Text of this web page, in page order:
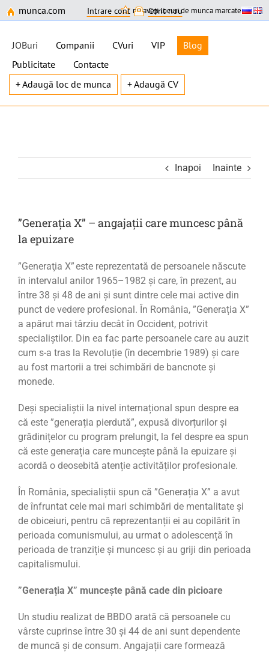
munca.com Intrare cont Cont nou
nu aveți locuri de munca marcate
JOBuri Companii CVuri VIP
Blog
Publicitate
Contacte
+ Adaugă loc de munca
+ Adaugă CV
content
Inapoi Inainte
”Generația X” – angajații care muncesc până
la epuizare
”Generaţia X”este reprezentată de persoanele născute
în intervalul anilor 1965–1982 și care, în prezent, au
între 38 și 48 de ani și sunt dintre cele mai active din
punct de vedere profesional. În România, ”Generația X”
a apărut mai târziu decât în Occident, potrivit
specialiștilor. Din ea fac parte persoanele care au auzit
cum s-a tras la Revoluție (în decembrie 1989) și care
au fost martorii a trei schimbări de bancnote și
monede.
Deși specialiștii la nivel internațional spun despre ea
că este ”generația pierdută”, expusă divorțurilor și
grădinițelor cu program prelungit, la fel despre ea spun
că este generația care muncește până la epuizare și
acordă o deosebită atenție activităților profesionale.
În România, specialiștii spun că ”Generația X” a avut
de înfruntat cele mai mari schimbări de mentalitate și
de obiceiuri, pentru că reprezentanții ei au copilărit în
perioada comunismului, au urmat o adolescență în
perioada de tranziție și muncesc și au griji din perioada
capitalismului.
”Generația X” muncește până cade din picioare
Un studiu realizat de BBDO arată că persoanele cu
vârste cuprinse între 30 și 44 de ani sunt dependente
de muncă și de consum. Angajații care formează